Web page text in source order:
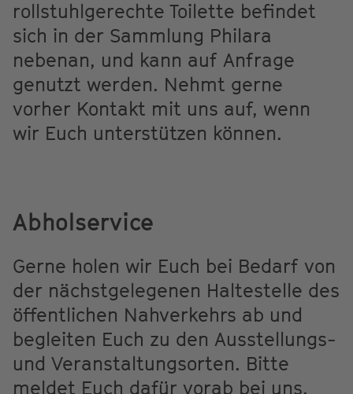
rollstuhlgerechte Toilette befindet
sich in der Sammlung Philara
nebenan, und kann auf Anfrage
genutzt werden. Nehmt gerne
vorher Kontakt mit uns auf, wenn
wir Euch unterstützen können.
Abholservice
Gerne holen wir Euch bei Bedarf von
der nächstgelegenen Haltestelle des
öffentlichen Nahverkehrs ab und
begleiten Euch zu den Ausstellungs-
und Veranstaltungsorten. Bitte
meldet Euch dafür vorab bei uns.